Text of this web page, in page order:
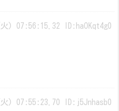
) 07:56:15.32 ID:haOKqt4g0
) 07:55:23.70 ID:j5Jnhasb0